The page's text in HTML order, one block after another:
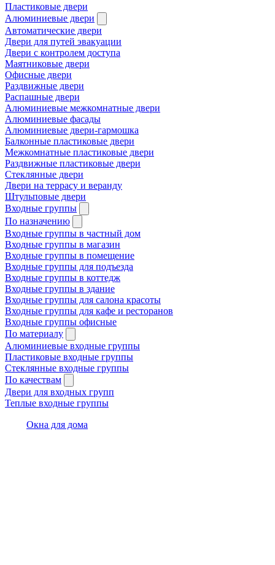
Пластиковые двери
Алюминиевые двери
Автоматические двери
Двери для путей эвакуации
Двери с контролем доступа
Маятниковые двери
Офисные двери
Раздвижные двери
Распашные двери
Алюминиевые межкомнатные двери
Алюминиевые фасады
Алюминиевые двери-гармошка
Балконные пластиковые двери
Межкомнатные пластиковые двери
Раздвижные пластиковые двери
Стеклянные двери
Двери на террасу и веранду
Штульповые двери
Входные группы
По назначению
Входные группы в частный дом
Входные группы в магазин
Входные группы в помещение
Входные группы для подъезда
Входные группы в коттедж
Входные группы в здание
Входные группы для салона красоты
Входные группы для кафе и ресторанов
Входные группы офисные
По материалу
Алюминиевые входные группы
Пластиковые входные группы
Стеклянные входные группы
По качествам
Двери для входных групп
Теплые входные группы
Окна для дома